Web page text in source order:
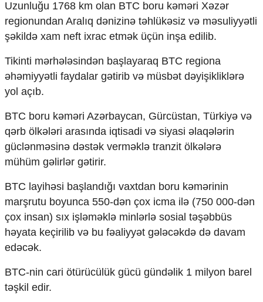
Uzunluğu 1768 km olan BTC boru kəməri Xəzər
regionundan Aralıq dənizinə təhlükəsiz və məsuliyyətli
şəkildə xam neft ixrac etmək üçün inşa edilib.
Tikinti mərhələsindən başlayaraq BTC regiona
əhəmiyyətli faydalar gətirib və müsbət dəyişikliklərə
yol açıb.
BTC boru kəməri Azərbaycan, Gürcüstan, Türkiyə və
qərb ölkələri arasında iqtisadi və siyasi əlaqələrin
güclənməsinə dəstək verməklə tranzit ölkələrə
mühüm gəlirlər gətirir.
BTC layihəsi başlandığı vaxtdan boru kəmərinin
marşrutu boyunca 550-dən çox icma ilə (750 000-dən
çox insan) sıx işləməklə minlərlə sosial təşəbbüs
həyata keçirilib və bu fəaliyyət gələcəkdə də davam
edəcək.
BTC-nin cari ötürücülük gücü gündəlik 1 milyon barel
təşkil edir.